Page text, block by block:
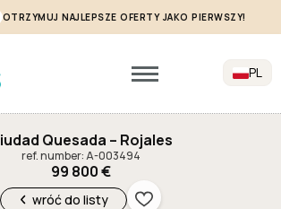
OTRZYMUJ NAJLEPSZE OFERTY JAKO PIERWSZY!
PL
Quesada – Rojales
ref. number: A-003494
99 800 €
wróć do listy